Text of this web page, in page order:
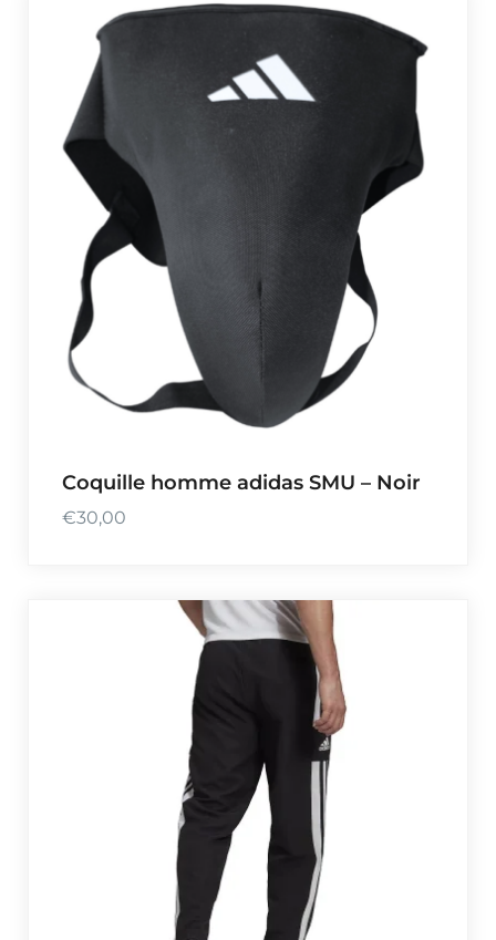
Coquille homme adidas SMU – Noir
€30,00